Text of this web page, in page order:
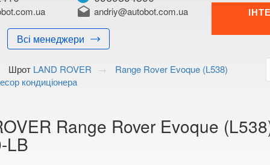
Всі менеджери
drafts andriy@autobot.com.ua
Шрот LAND ROVER
Range Rover Evoque (L538)
кондиціонера
Range Rover Evoque
LB
Менеджер:
+38 (099) 170-
Волинська